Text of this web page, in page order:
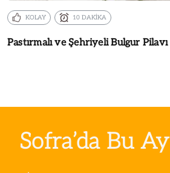
KOLAY 10 DAKİKA
Pastırmalı ve Şehriyeli Bulgur Pilavı
Sofra’da Bu Ay